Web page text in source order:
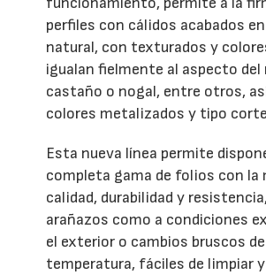
perfiles con cálidos acabados
natural, con texturados y
igualan fielmente al aspecto del
castaño o nogal, entre otros,
colores metalizados y tipo
Esta nueva línea permite
completa gama de folios con la
calidad, durabilidad y
arañazos como a condiciones
el exterior o cambios bruscos de
temperatura, fáciles de limpiar